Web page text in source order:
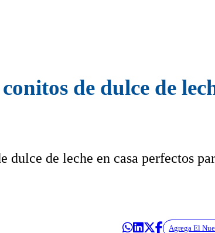
de dulce de
dulce de leche en casa perfectos
Agrega El